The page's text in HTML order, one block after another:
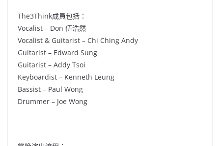
The3Think成員包括：
Vocalist – Don 伍浩然
Vocalist & Guitarist – Chi Ching Andy
Guitarist – Edward Sung
Guitarist – Addy Tsoi
Keyboardist – Kenneth Leung
Bassist – Paul Wong
Drummer – Joe Wong